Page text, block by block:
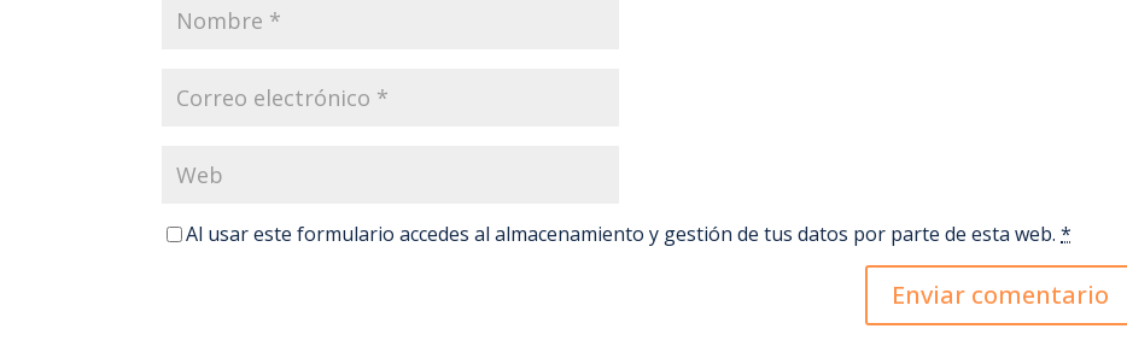
Al usar este formulario accedes al almacenamiento y gestión de tus datos por parte de esta web.*